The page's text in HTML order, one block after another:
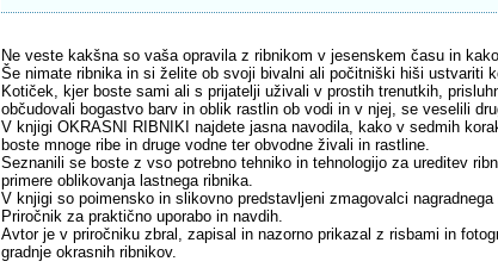
Ne veste kakšna so vaša opravila z ribnikom v jesenskem času in
Še nimate ribnika in si želite ob svoji bivalni ali počitniški hiši ustvariti
Kotiček, kjer boste sami ali s prijatelji uživali v prostih trenutkih,
občudovali bogastvo barv in oblik rastlin ob vodi in v njej, se veselili
V knjigi OKRASNI RIBNIKI najdete jasna navodila, kako v sedmih
boste mnoge ribe in druge vodne ter obvodne živali in rastline.
Seznanili se boste z vso potrebno tehniko in tehnologijo za ureditev
primere oblikovanja lastnega ribnika.
V knjigi so poimensko in slikovno predstavljeni zmagovalci
Priročnik za praktično uporabo in navdih.
Avtor je v priročniku zbral, zapisal in nazorno prikazal z risbami in
gradnje okrasnih ribnikov.